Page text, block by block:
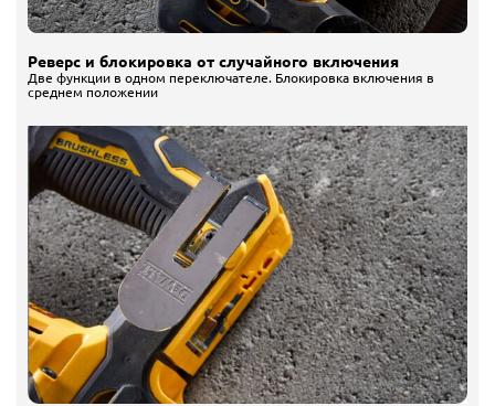
Реверс и блокировка от случайного включения
Две функции в одном переключателе. Блокировка включения в
среднем положении